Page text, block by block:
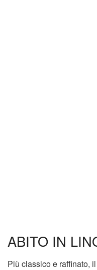
ABITO IN
Più classico e raffinato,